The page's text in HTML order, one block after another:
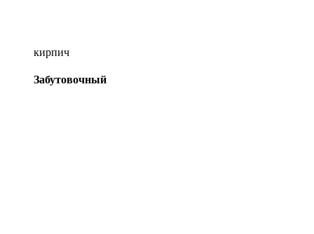
кирпич
Забутовочный